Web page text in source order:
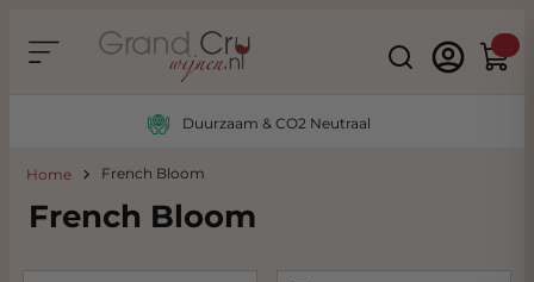
Search
Duurzaam & CO2 Neutraal
Home French Bloom
French Bloom